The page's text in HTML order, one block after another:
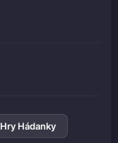
Hry Hádanky